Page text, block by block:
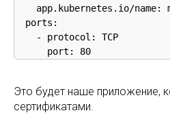
app.kubernetes.io/name:
  ports:
    - protocol: TCP
      port: 80
Это будет наше приложение,
сертификатами.